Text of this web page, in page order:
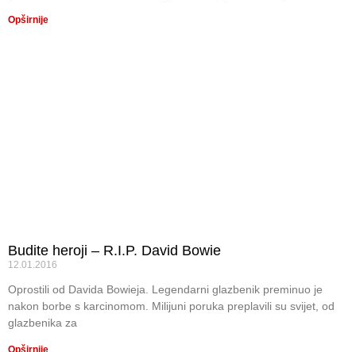
Opširnije
Budite heroji – R.I.P. David Bowie
12.01.2016
Oprostili od Davida Bowieja. Legendarni glazbenik preminuo je
nakon borbe s karcinomom. Milijuni poruka preplavili su svijet, od
glazbenika za
Opširnije